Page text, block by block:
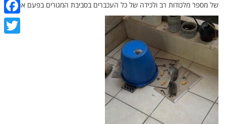
של מספר מלכודות רב ולכידה של כל העכברים בסביבת המגורים בפעם אחת.